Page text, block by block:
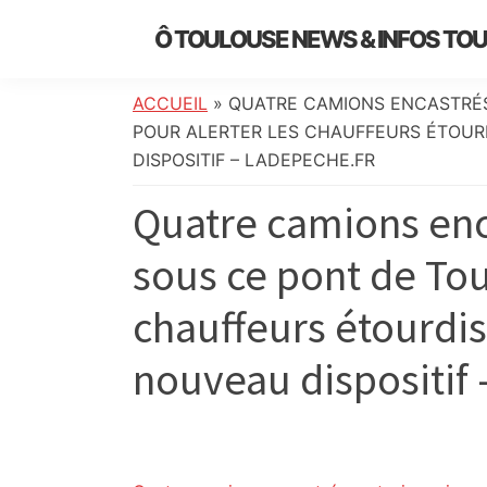
Ô TOULOUSE NEWS & INFOS
de
l’actualité
toulousaine
info
locale,
société,
culture,
politique,
météo,
faits
ACCUEIL » QUATRE CAMIONS
POUR ALERTER LES CHAUFFEURS
DISPOSITIF – LADEPECHE.FR
Quatre camions
sous ce pont de
chauffeurs
nouveau dispositif